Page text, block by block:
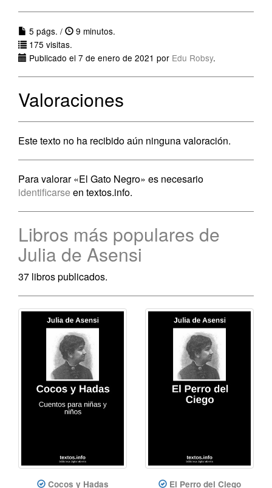
5 págs. /
9 minutos.
175 visitas.
Publicado el 7 de enero de 2021 por Edu Robsy.
Valoraciones
Este texto no ha recibido aún ninguna valoración.
Para valorar «El Gato Negro» es necesario
identificarse en textos.info.
Libros más populares de
Julia de Asensi
37 libros publicados.
Cocos y Hadas El Perro del Ciego